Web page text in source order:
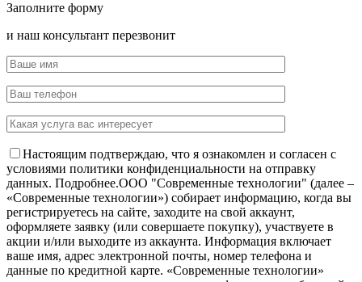
Заполните форму
и наш консультант перезвонит
Настоящим подтверждаю, что я ознакомлен и согласен с
условиями политики конфиденциальности на отправку
данных. Подробнее.OOO "Современные технологии" (далее –
«Современные технологии») собирает информацию, когда вы
регистрируетесь на сайте, заходите на свой аккаунт,
оформляете заявку (или совершаете покупку), участвуете в
акции и/или выходите из аккаунта. Информация включает
ваше имя, адрес электронной почты, номер телефона и
данные по кредитной карте. «Современные технологии»